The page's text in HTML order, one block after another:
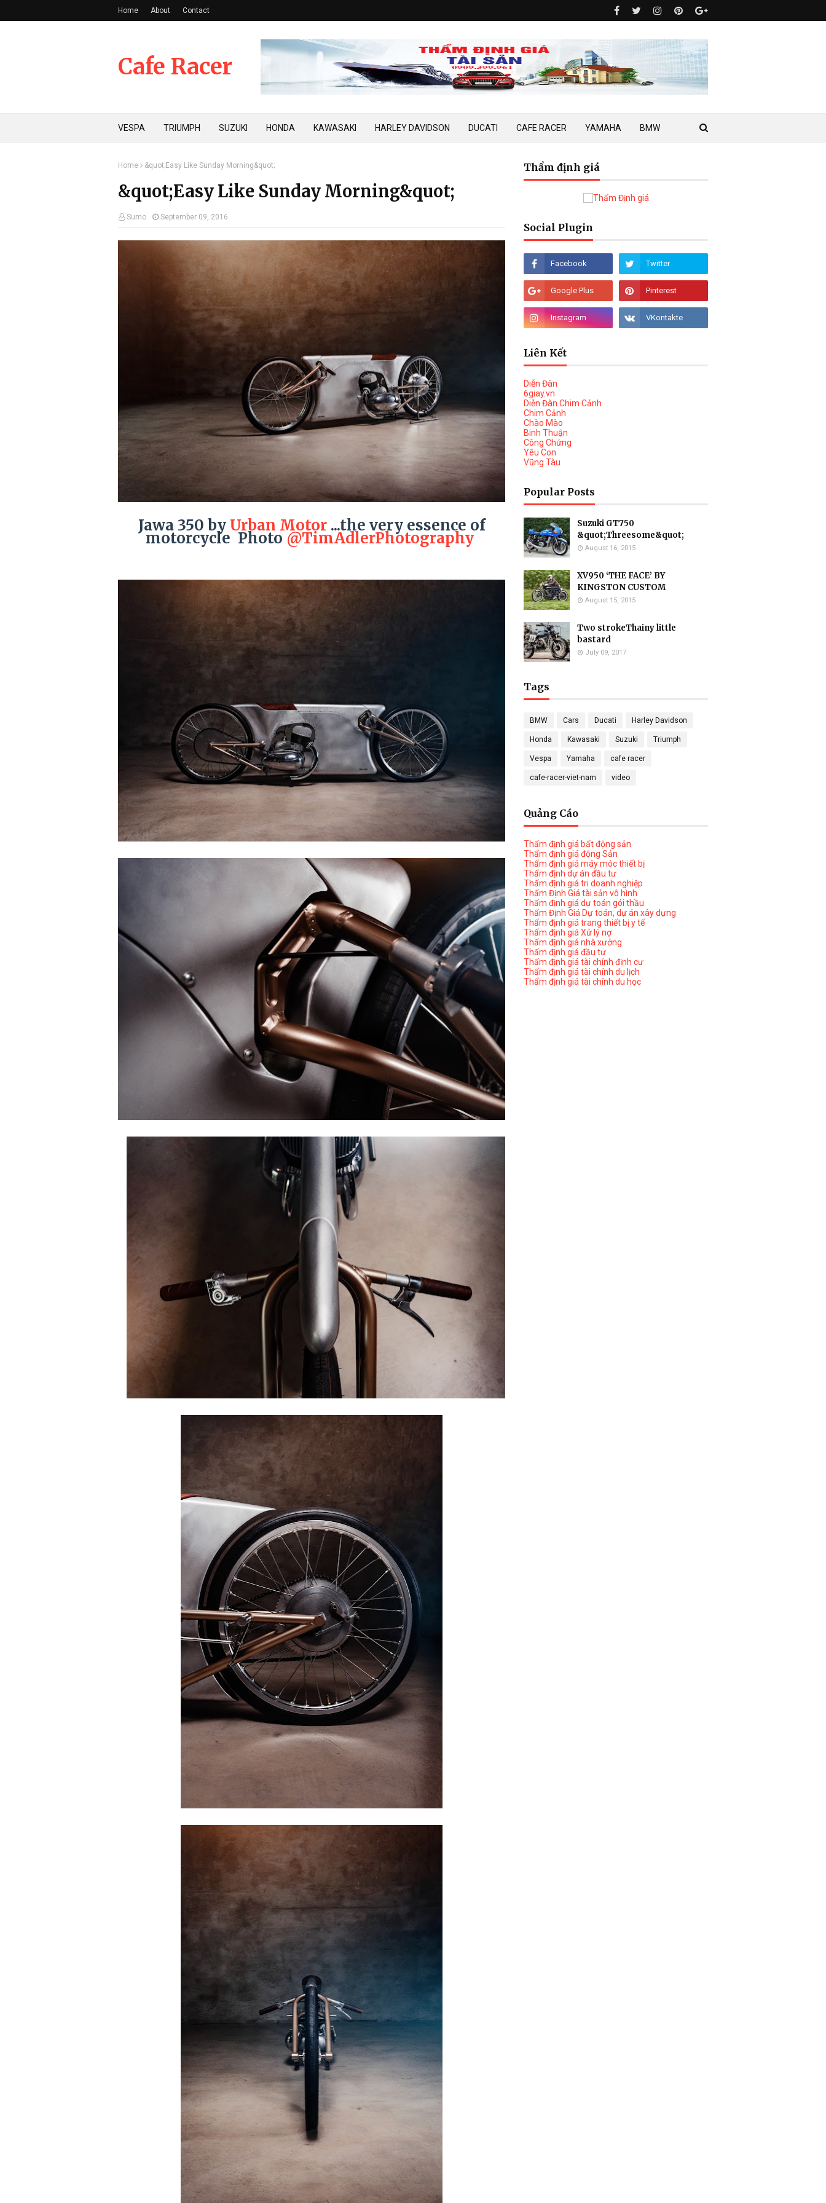
Home About Contact
Cafe Racer
VESPA TRIUMPH SUZUKI HONDA KAWASAKI HARLEY DAVIDSON DUCATI CAFE RACER YAMAHA BMW
Home &quot;Easy Like Sunday Morning&quot;
&quot;Easy Like Sunday Morning&quot;
Sumo September 09, 2016
Jawa 350 by Urban Motor...the very essence of
motorcycle Photo @TimAdlerPhotography
Thẩm định giá
Social Plugin
Liên Kết
Diễn Đàn
6giay.vn
Diễn Đàn Chim Cảnh
Chim Cảnh
Chào Mào
Binh Thuận
Công Chứng
Yêu Con
Vũng Tàu
Popular Posts
Suzuki GT750
&quot;Threesome&quot;
August 16, 2015
XV950 ‘THE FACE’ BY
KINGSTON CUSTOM
August 15, 2015
Two strokeThainy little
bastard
July 09, 2017
Tags
BMW Cars Ducati Harley Davidson
Honda Kawasaki Suzuki Triumph
Vespa Yamaha cafe racer
cafe-racer-viet-nam video
Quảng Cáo
Thẩm định giá bất động sản
Thẩm định giá động Sản
Thẩm định giá máy móc thiết bị
Thẩm định dự án đầu tư
Thẩm định giá tri doanh nghiệp
Thẩm Định Giá tài sản vô hình
Thẩm định giá dự toán gói thầu
Thẩm Định Giá Dự toán, dự án xây dựng
Thẩm định giá trang thiết bị y tế
Thẩm định giá Xử lý nợ
Thẩm định giá nhà xưởng
Thẩm định giá đầu tư
Thẩm định giá tài chính định cư
Thẩm định giá tài chính du lịch
Thẩm định giá tài chính du học